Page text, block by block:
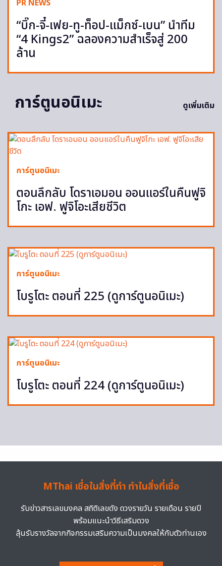
PR NEWS
“บิ๊ก-จี๋-เฟย-ทู-ท็อป-แม็กซ์-เบน” นำทีม
“4 Kings2” ฉลองความสำเร็จสู่ 200
ล้าน
การ์ตูนอนิเมะ ดูเพิ่มเติม
การ์ตูนอนิเมะ
ตอนลึกลับ โดราเอมอน ออนแอร์ในคืนฟูจิ
โกะ เอฟ. ฟูจิโอะเสียชีวิต
การ์ตูนอนิเมะ
โบรูโตะ ตอนที่ 225 (ดูการ์ตูนอนิเมะ)
การ์ตูนอนิเมะ
โบรูโตะ ตอนที่ 224 (ดูการ์ตูนอนิเมะ)
MThai เชื่อในสิ่งที่ทำ ทำในสิ่งที่เชื่อ
รับข่าวสารเลขมงคล สถิติเลขดัง ดวงรายวัน รายเดือน รายปี
พร้อมแนะนำวิธีเสริมดวง
ลุ้นรับรางวัลจากกิจกรรมเสริมความเป็นมงคลให้กับตัวท่านเอง